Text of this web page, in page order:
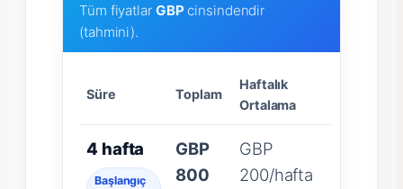
Tüm fiyatlar GBPcinsindendir
(tahmini).
Süre Toplam
Haftalık
Ortalama
4 hafta
Başlangıç
GBP
800
GBP
200/hafta